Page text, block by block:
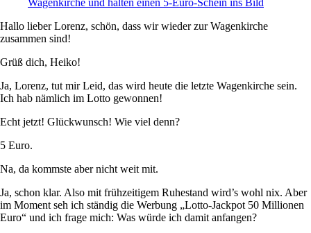
Hallo lieber Lorenz, schön, dass wir wieder zur Wagenkirche
zusammen sind!
Grüß dich, Heiko!
Ja, Lorenz, tut mir Leid, das wird heute die letzte Wagenkirche sein.
Ich hab nämlich im Lotto gewonnen!
Echt jetzt! Glückwunsch! Wie viel denn?
5 Euro.
Na, da kommste aber nicht weit mit.
Ja, schon klar. Also mit frühzeitigem Ruhestand wird’s wohl nix. Aber
im Moment seh ich ständig die Werbung „Lotto-Jackpot 50 Millionen
Euro“ und ich frage mich: Was würde ich damit anfangen?